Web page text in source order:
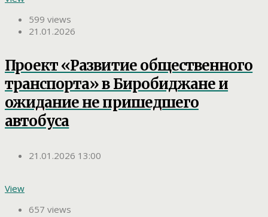
599 views
21.01.2026
Проект «Развитие общественного
транспорта» в Биробиджане и
ожидание не пришедшего
автобуса
21.01.2026 13:00
View
657 views